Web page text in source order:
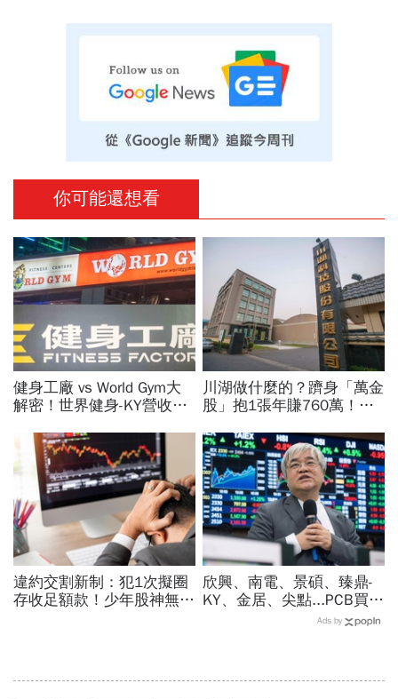
你可能還想看
健身工廠 vs World Gym大
解密！世界健身-KY營收大
課、會籍…誰才是真正賺錢
金雞母？
川湖做什麼的？躋身「萬金
股」抱1張年賺760萬！傳
根鐵憑什麼賣這麼貴」？
違約交割新制：犯1次擬圈
存收足額款！少年股神無本
欣興、南電、景碩、臻鼎-
KY、金居、尖點...PCB買誰
最賺？杜金龍點名「這檔」
Ads by